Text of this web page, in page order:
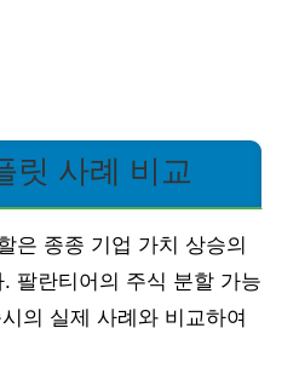
릿 사례 비교
은 종종 기업 가치 상승의
팔란티어의 주식 분할 가능
의 실제 사례와 비교하여